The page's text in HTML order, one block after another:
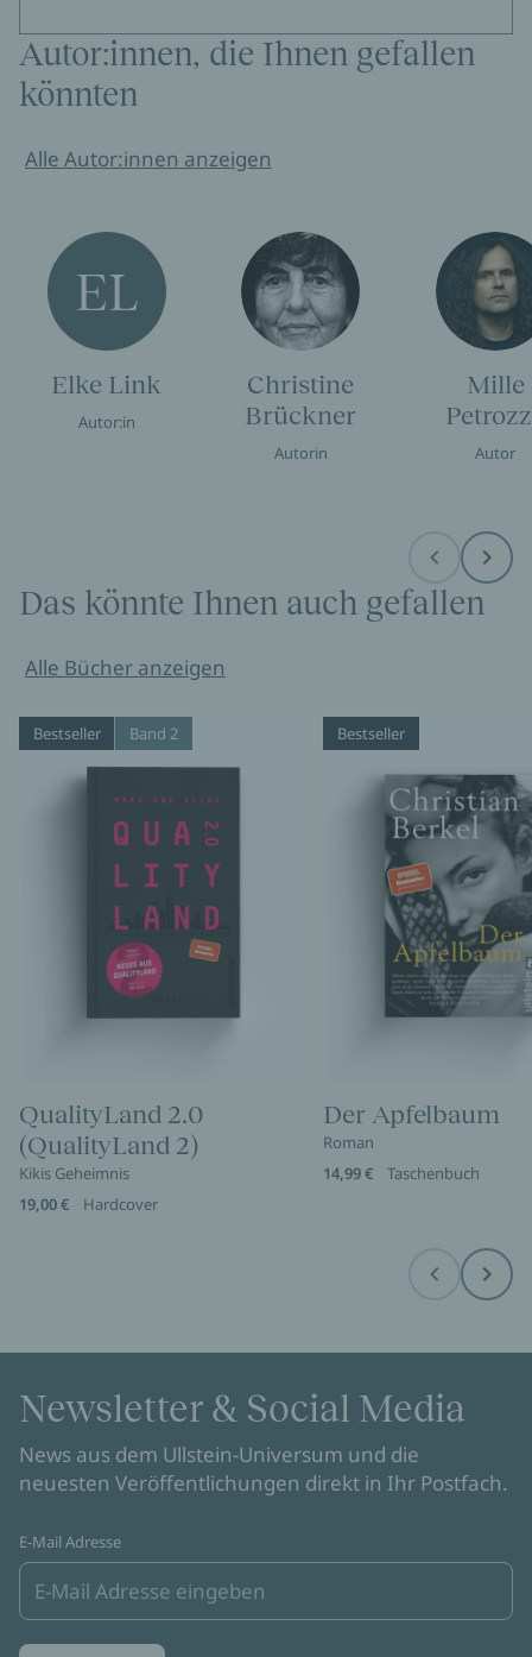
Autor:innen, die Ihnen gefallen
könnten
Alle Autor:innen anzeigen
EL
Elke Link
Autor:in
Christine
Brückner
Autorin
Mille
Autor
Before Next
Das könnte Ihnen auch gefallen
Alle Bücher anzeigen
Bestseller Band 2
QualityLand 2.0
(QualityLand 2)
Kikis Geheimnis
19,00 €
Hardcover
Bestseller
Der Apfelbaum
Roman
14,99 €
Taschenbuch
Before Next
Newsletter & Social Media
News aus dem Ullstein-Universum und die
neuesten Veröffentlichungen direkt in Ihr Postfach.
E-Mail Adresse